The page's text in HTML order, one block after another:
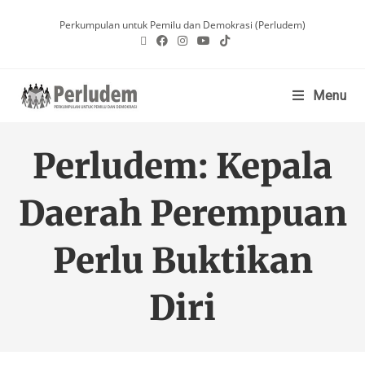
Perkumpulan untuk Pemilu dan Demokrasi (Perludem)
Menu
Perludem: Kepala
Daerah Perempuan
Perlu Buktikan
Diri